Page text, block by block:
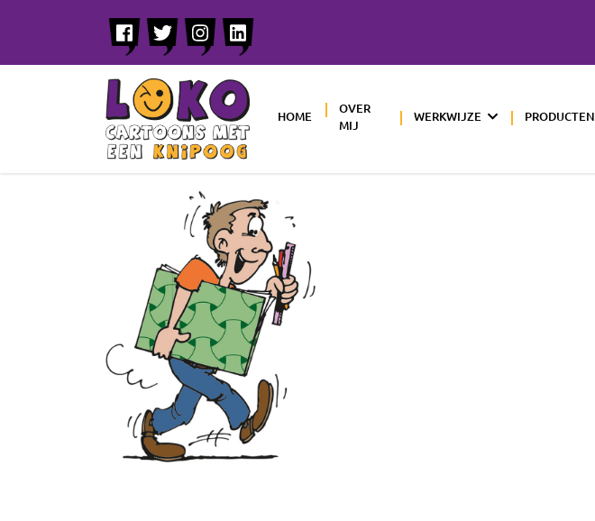
HOME
OVER
MIJ
WERKWIJZE PRODUCTEN